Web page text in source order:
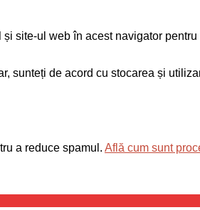
site-ul web în acest navigator
sunteți de acord cu stocarea și
a reduce spamul. Află cum sunt